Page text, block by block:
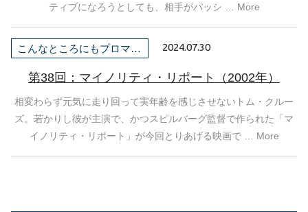
ティブになろうとしても、相手がパッシ … More
こんなところにもプロマネ！ 2024.07.30
第38回：マイノリティ・リポート（2002年）
相変わらず元気に走り回って実年齢を感じさせないトム・クルー
ズ。若かりし彼が主演で、かつスピルバーグ監督で作られた「マ
イノリティ・リポート」が今回とりあげる映画で … More